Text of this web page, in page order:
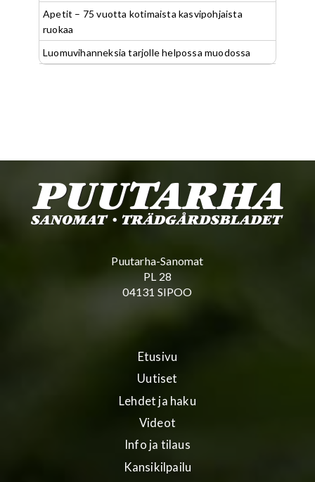
Apetit – 75 vuotta kotimaista kasvipohjaista
ruokaa
Luomuvihanneksia tarjolle helpossa muodossa
Puutarha-Sanomat
PL 28
04131 SIPOO
Etusivu
Uutiset
Lehdet ja haku
Videot
Info ja tilaus
Kansikilpailu